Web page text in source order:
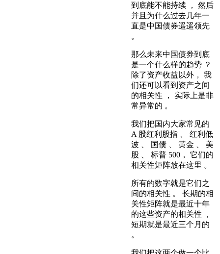
到底能不能持续 ， 然后
并且为什么过去几年一
直是中国债券遥遥领先
。
那么未来中国债券到底
是一个什么样的趋势 ？
除了资产收益以外， 我
们还可以看到资产之间
的相关性 ， 实际上是非
常异常的 。
我们把国内大家常见的
A 股红利股指 、 红利低
波 、 国债 、 黄金 、 美
股 、 标普 500， 它们的
相关性矩阵放在这里 。
所有的数字就是它们之
间的相关性 。 长期的相
关性矩阵就是最近十年
的这些资产的相关性 ，
短期就是最近三个月的
。